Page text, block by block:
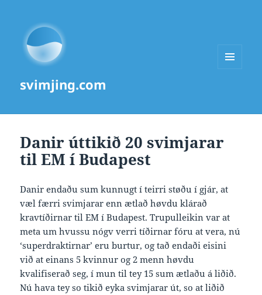
svimjing.com
Danir úttikið 20 svimjarar
til EM í Budapest
Danir endaðu sum kunnugt í teirri støðu í gjár, at
væl færri svimjarar enn ætlað høvdu klárað
kravtíðirnar til EM í Budapest. Trupulleikin var at
meta um hvussu nógv verri tíðirnar fóru at vera, nú
‘superdraktirnar’ eru burtur, og tað endaði eisini
við at einans 5 kvinnur og 2 menn høvdu
kvalifiserað seg, í mun til tey 15 sum ætlaðu á liðið.
Nú hava tey so tikið eyka svimjarar út, so at liðið